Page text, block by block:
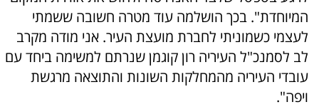
המיוחדת". בכך הושלמה עוד מטרה חשובה ששמתי
לעצמי כשמוניתי לחברת מועצת העיר. אני מודה מקרב
לב לסמנכ"ל העיריה רון קוגמן שנרתם למשימה ביחד עם
עובדי העיריה מהמחלקות השונות והתוצאה מרגשת
ויפה".